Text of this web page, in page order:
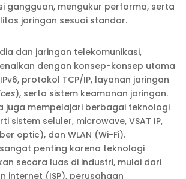
gangguan, mengukur performa, serta
jaringan sesuai standar.
dan jaringan telekomunikasi,
dengan konsep-konsep utama
protokol TCP/IP, layanan jaringan
), serta sistem keamanan jaringan.
juga mempelajari berbagai teknologi
sistem seluler, microwave, VSAT IP,
optic), dan WLAN (Wi-Fi).
penting karena teknologi
secara luas di industri, mulai dari
internet (ISP), perusahaan